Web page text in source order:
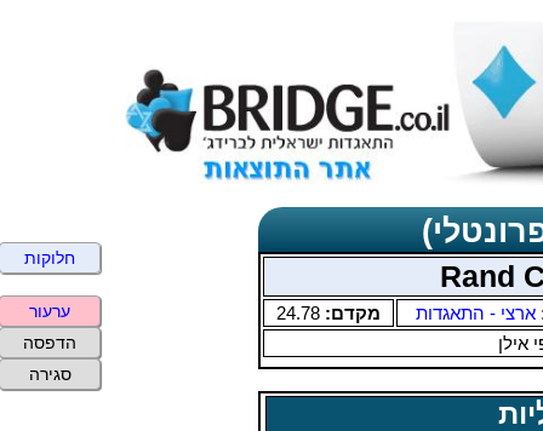
Rand
ארצי - התאגדות מקדם: 24.78
אילן
חלוקות
ערעור
הדפסה
סגירה